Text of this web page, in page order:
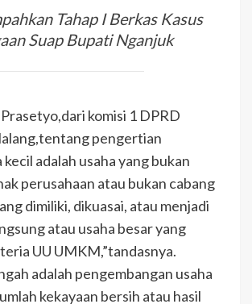
Tahap I Berkas Kasus
Suap Bupati Nganjuk
komisi 1 DPRD
pengertian
adalah usaha yang bukan
perusahaan atau bukan cabang
dimiliki, dikuasai, atau menjadi
atau usaha besar yang
UU UMKM,”tandasnya.
adalah pengembangan usaha
kekayaan bersih atau hasil